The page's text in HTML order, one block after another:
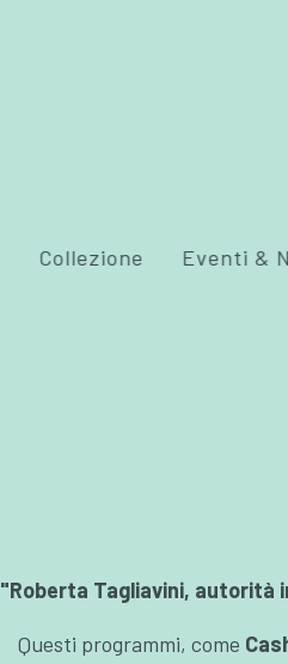
Collezione Eventi &
"Roberta Tagliavini, autorità
Questi programmi, come